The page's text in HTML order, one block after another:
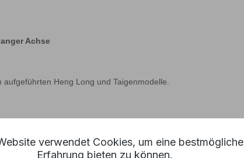
Achse
Heng Long und Taigenmodelle.
mehr Leistung
verwendet Cookies, um eine bestmögliche
Erfahrung bieten zu können.